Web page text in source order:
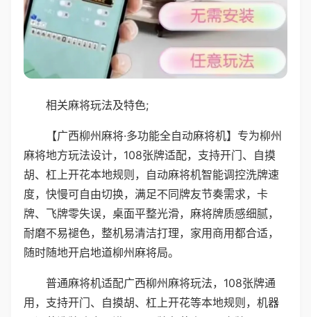
相关麻将玩法及特色;
【广西柳州麻将·多功能全自动麻将机】专为柳州
麻将地方玩法设计，108张牌适配，支持开门、自摸
胡、杠上开花本地规则，自动麻将机智能调控洗牌速
度，快慢可自由切换，满足不同牌友节奏需求，卡
牌、飞牌零失误，桌面平整光滑，麻将牌质感细腻，
耐磨不易褪色，整机易清洁打理，家用商用都合适，
随时随地开启地道柳州麻将局。
普通麻将机适配广西柳州麻将玩法，108张牌通
用，支持开门、自摸胡、杠上开花等本地规则，机器